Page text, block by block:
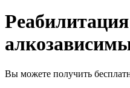
Реабилитация
Вы можете получить